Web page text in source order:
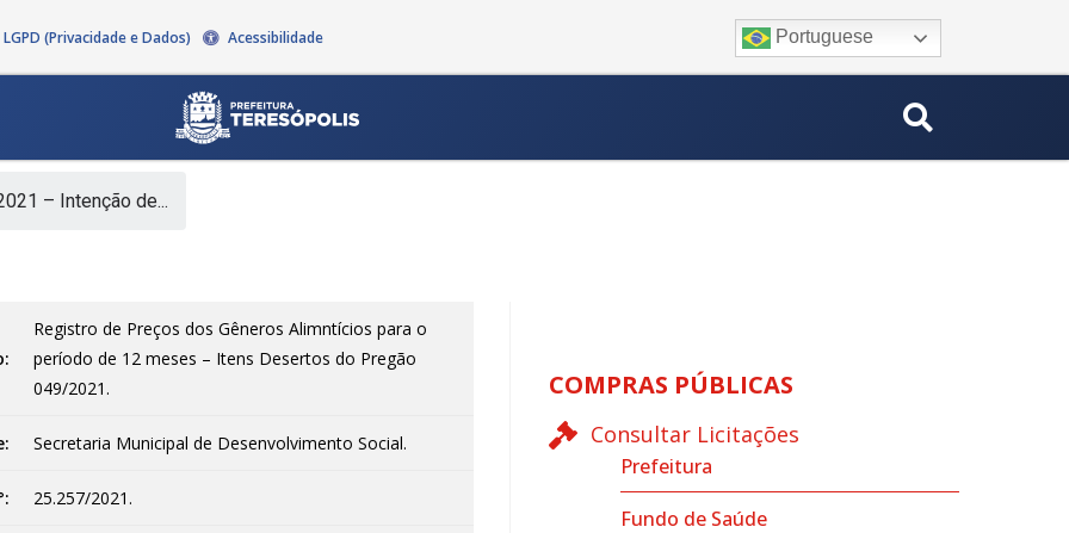
LGPD (Privacidade e Dados) Acessibilidade Portuguese
– Intenção de...
Registro de Preços dos Gêneros Alimntícios para o
período de 12 meses – Itens Desertos do Pregão
049/2021.
Secretaria Municipal de Desenvolvimento Social.
25.257/2021.
COMPRAS PÚBLICAS
Consultar Licitações
Prefeitura
Fundo de Saúde